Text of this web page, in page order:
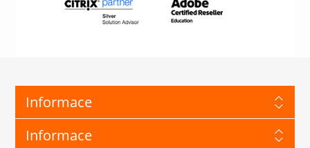
Informace
Informace